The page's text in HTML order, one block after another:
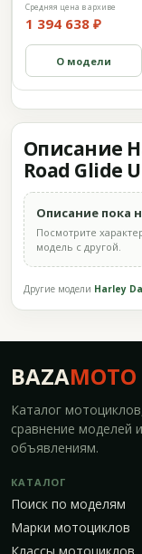
Средняя цена в архиве
1 394 638 ₽
О модели
Описание
Road Glide
Описание пока
Посмотрите
модель с другой.
Другие модели Harley
BAZAMOTO
Каталог
сравнение моделей
объявлениям.
КАТАЛОГ
Поиск по моделям
Марки мотоциклов